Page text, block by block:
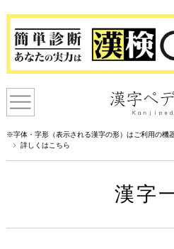
※字体・字形（表示される漢字の形）はご利用の機
詳しくはこちら
漢字